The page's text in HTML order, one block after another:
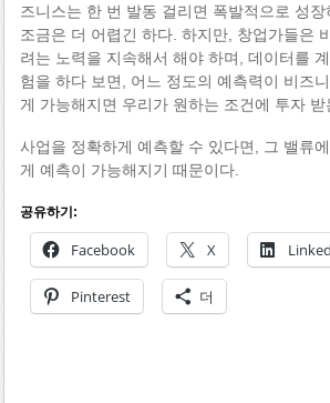
즈니스는 한 번 발동 걸리면 폭발적으로 성
조금은 더 어렵긴 하다. 하지만, 창업가들은
려는 노력을 지속해서 해야 하며, 데이터를
험을 하다 보면, 어느 정도의 예측력이 비즈
게 가능해지면 우리가 원하는 조건에 투자 받
사업을 정확하게 예측할 수 있다면, 그 밸류
게 예측이 가능해지기 때문이다.
공유하기:
Facebook X
Pinterest 더